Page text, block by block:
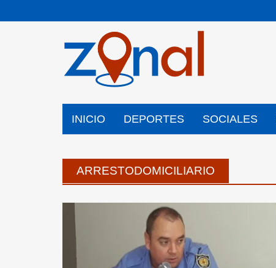
al
INICIO DEPORTES SOCIALES
ARRESTODOMICILIARIO